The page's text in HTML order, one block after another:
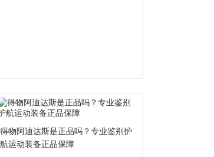
得物阿迪达斯是正品吗？专业鉴别护
航运动装备正品保障